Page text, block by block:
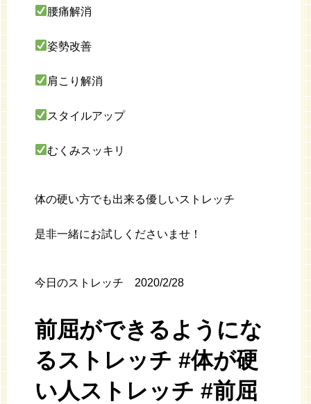
腰痛解消
姿勢改善
肩こり解消
スタイルアップ
むくみスッキリ
体の硬い方でも出来る優しいストレッチ
是非一緒にお試しくださいませ！
今日のストレッチ 2020/2/28
前屈ができるようにな
るストレッチ #体が硬
い人ストレッチ #前屈